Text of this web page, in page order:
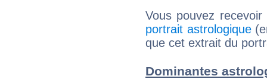
Vous pouvez
portrait astrologique
que cet extrait du
Dominantes